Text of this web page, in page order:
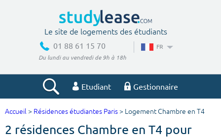
Le site de logements des étudiants
01 88 61 15 70
Du lundi au vendredi de 9h à 18h
FR
Etudiant Gestionnaire
Votre recherche
Accueil > Résidences étudiantes Paris > Logement Chambre en T4
2 résidences Chambre en T4 pour